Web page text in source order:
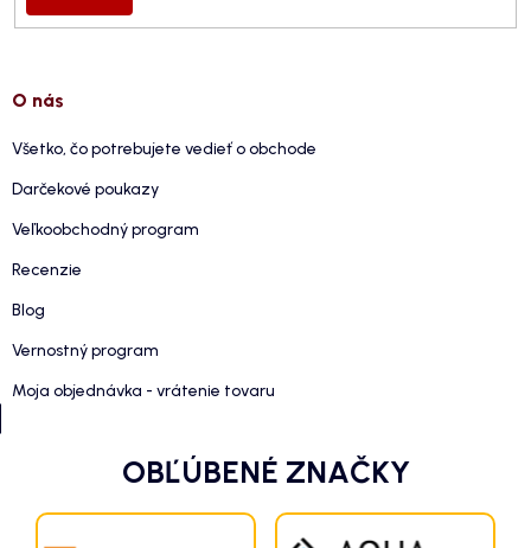
O nás
Všetko, čo potrebujete vedieť o obchode
Darčekové poukazy
Veľkoobchodný program
Recenzie
Blog
Vernostný program
Moja objednávka - vrátenie tovaru
OBĽÚBENÉ ZNAČKY